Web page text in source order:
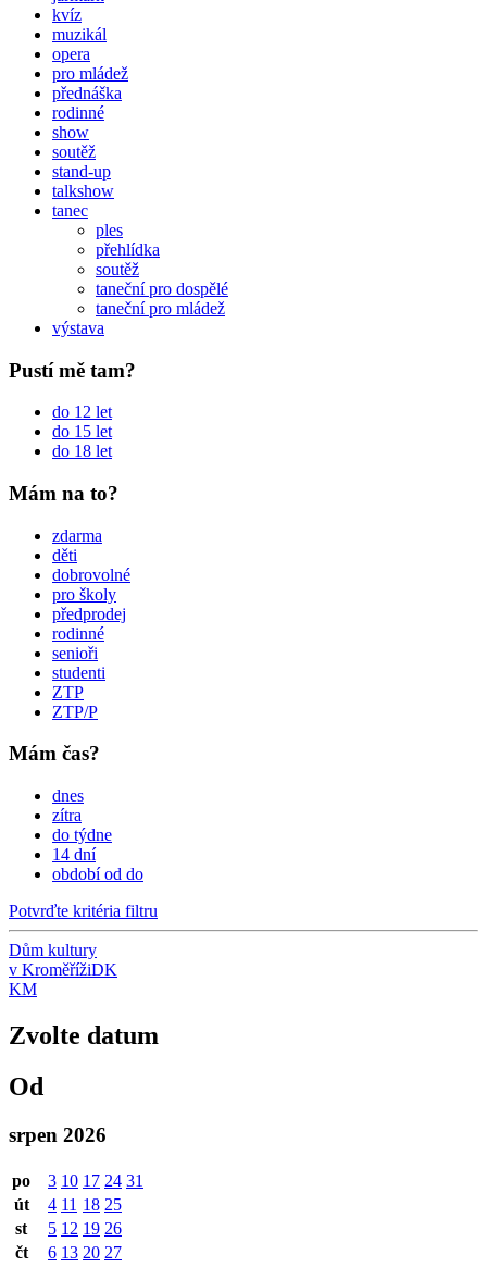
kvíz
muzikál
opera
pro mládež
přednáška
rodinné
show
soutěž
stand-up
talkshow
tanec
ples
přehlídka
soutěž
taneční pro dospělé
taneční pro mládež
výstava
Pustí mě tam?
do 12 let
do 15 let
do 18 let
Mám na to?
zdarma
děti
dobrovolné
pro školy
předprodej
rodinné
senioři
studenti
ZTP
ZTP/P
Mám čas?
dnes
zítra
do týdne
14 dní
období od do
Potvrďte kritéria filtru
Dům kultury
v KroměřížiDK
KM
Zvolte datum
Od
srpen 2026
po 3 10 17 24 31
út
4 11 18 25
st
5 12 19 26
čt
6 13 20 27